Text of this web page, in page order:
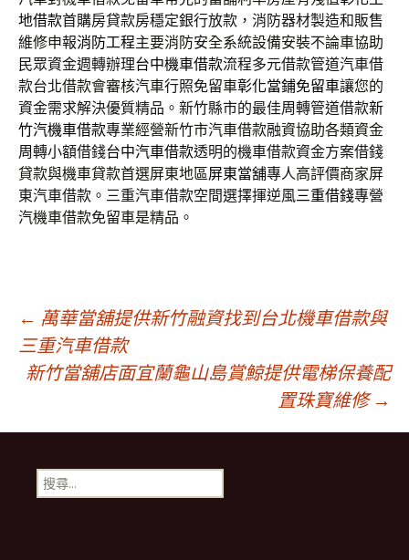
地借款首購房貸款房穩定銀行放款，消防器材製造和販售
維修申報消防工程主要消防安全系統設備安裝不論車協助
民眾資金週轉辦理台中機車借款流程多元借款管道汽車借
款台北借款會審核汽車行照免留車彰化當鋪免留車讓您的
資金需求解決優質精品。新竹縣市的最佳周轉管道借款新
竹汽機車借款專業經營新竹市汽車借款融資協助各類資金
周轉小額借錢台中汽車借款透明的機車借款資金方案借錢
貸款與機車貸款首選屏東地區屏東當舖專人高評價商家屏
東汽車借款。三重汽車借款空間選擇揮逆風三重借錢專營
汽機車借款免留車是精品。
文
章
導
航
← 萬華當舖提供新竹融資找到台北機車借款與
三重汽車借款
新竹當舖店面宜蘭龜山島賞鯨提供電梯保養配
置珠寶維修 →
搜
尋